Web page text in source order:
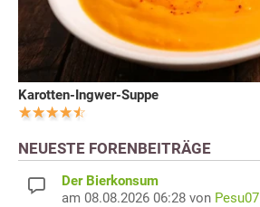
Karotten-Ingwer-Suppe
NEUESTE FORENBEITRÄGE
Der Bierkonsum
am 08.08.2026 06:28 von Pesu07